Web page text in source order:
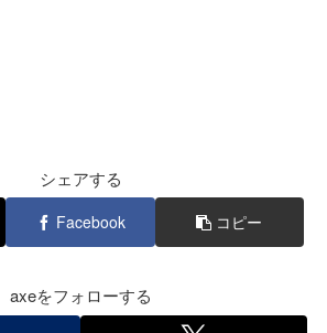
シェアする
Facebook コピー
axeをフォローする